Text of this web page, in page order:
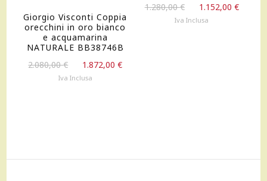
Giorgio Visconti Coppia
orecchini in oro bianco
e acquamarina
NATURALE BB38746B
2.080,00€
prezzo
1.872,00€
Iva Inclusa
1.280,00€
prezzo
1.152,00 €
Iva Inclusa